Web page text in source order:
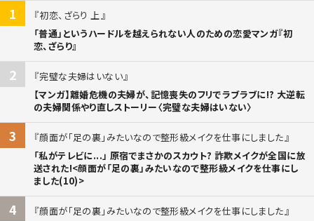
1
初恋、ざらり 上
「普通」というハードルを越えられない人のための恋愛マンガ『初
恋、ざらり』
2
完璧な夫婦はいない
【マンガ】離婚危機の夫婦が、記憶喪失のフリでラブラブに!? 大逆転
の夫婦関係やり直しストーリー〈完璧な夫婦はいない〉
3
顔面が「足の裏」みたいなので整形級メイクを仕事にしました
「私がテレビに...」 原宿でまさかのスカウト? 詐欺メイクが全国に放
送された!<顔面が「足の裏」みたいなので整形級メイクを仕事にし
ました(10)>
4
顔面が「足の裏」みたいなので整形級メイクを仕事にしました